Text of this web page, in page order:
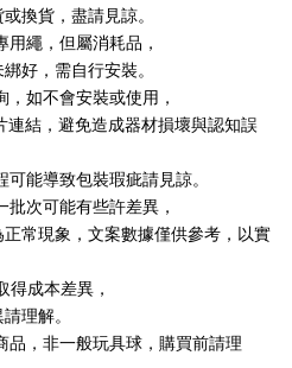
換貨，盡請見諒。
繩，但屬消耗品，
好，需自行安裝。
，如不會安裝或使用，
結，避免造成器材損壞與認知誤
能導致包裝瑕疵請見諒。
批次可能有些許差異，
常現象，文案數據僅供參考，以實
得成本差異，
理解。
品，非一般玩具球，購買前請理